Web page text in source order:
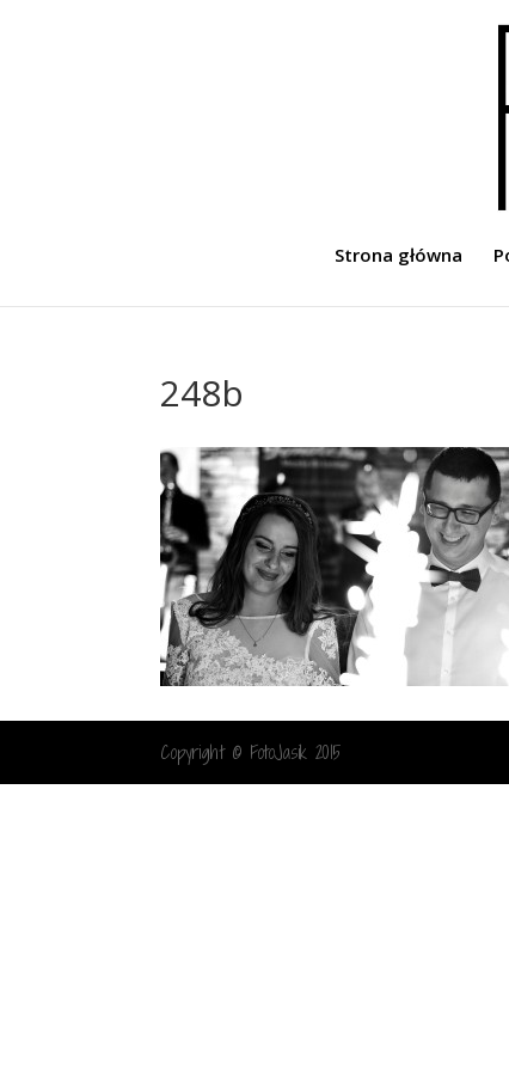
Strona główna
248b
Copyright © FotoJasik 2015